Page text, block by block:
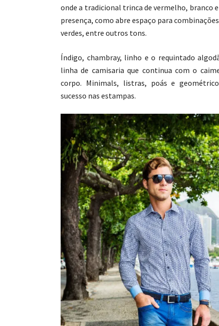
onde a tradicional trinca de vermelho, branco
presença, como abre espaço para
verdes, entre outros tons.
Índigo, chambray, linho e o requintado
linha de camisaria que continua com o
corpo. Minimals, listras, poás e
sucesso nas estampas.